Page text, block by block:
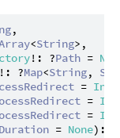
,
<String>,
!: ?Path =
!: ?Map<String,
=
=
=
Duration = None):